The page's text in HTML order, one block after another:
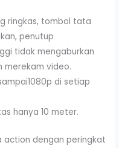
ringkas, tombol tata
penutup
tidak mengaburkan
video.
di setiap
hanya 10 meter.
action dengan peringkat